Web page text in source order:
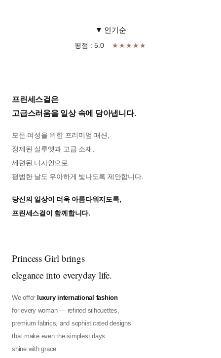
▼ 인기순
평점 : 5.0 ★★★★★
프린세스걸은
고급스러움을 일상 속에 담아냅니다.
모든 여성을 위한 프리미엄 패션,
정제된 실루엣과 고급 소재,
세련된 디자인으로
평범한 날도 우아하게 빛나도록 제안합니다.
당신의 일상이 더욱 아름다워지도록,
프린세스걸이 함께합니다.
Princess Girl brings
elegance into everyday life.
We offer luxury international fashion
for every woman — refined silhouettes,
premium fabrics, and sophisticated designs
that make even the simplest days
shine with grace.